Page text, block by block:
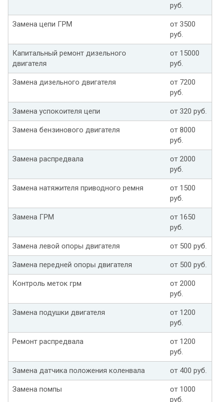
руб.
Замена цепи ГРМ
от 3500
руб.
Капитальный ремонт дизельного
двигателя
от 15000
руб.
Замена дизельного двигателя
от 7200
руб.
Замена успокоителя цепи от 320 руб.
Замена бензинового двигателя
от 8000
руб.
Замена распредвала
от 2000
руб.
Замена натяжителя приводного ремня
от 1500
руб.
Замена ГРМ
от 1650
руб.
Замена левой опоры двигателя от 500 руб.
Замена передней опоры двигателя от 500 руб.
Контроль меток грм
от 2000
руб.
Замена подушки двигателя
от 1200
руб.
Ремонт распредвала
от 1200
руб.
Замена датчика положения коленвала от 400 руб.
Замена помпы
от 1000
руб.